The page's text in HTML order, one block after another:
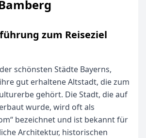
zum Reiseziel
schönsten Städte Bayerns,
gut erhaltene Altstadt, die zum
gehört. Die Stadt, die auf
wurde, wird oft als
bezeichnet und ist bekannt für
Architektur, historischen